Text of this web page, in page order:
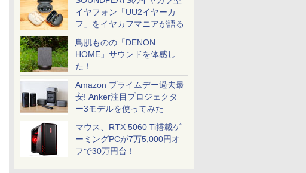
イヤフォン「UU2イヤーカ
フ」をイヤカフマニアが語る
鳥肌ものの「DENON
HOME」サウンドを体感し
た！
Amazon プライムデー過去最
安! Anker注目プロジェクタ
ー3モデルを使ってみた
マウス、RTX 5060 Ti搭載ゲ
ーミングPCが7万5,000円オ
フで30万円台！